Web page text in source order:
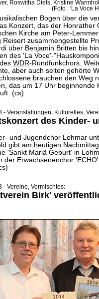
Roswitha Diels, Kristine
(Foto : 'La Voce
Bogen über die
Konzert, das der Honrather
Kirche am Peter-
Reisert zusammengestellte
über Benjamin Britten bis
des 'La Voce'-
WDR-Rundfunkchors.
aber auch selten gehörte
brauchen den Weg
das um 17 Uhr beginnende
(cs)
- Veranstaltungen, Kulturelles,
des Kinder-
und Jugendchor Lohmar
gibt am heutigen
'Sankt Mariä Geburt' in
der Erwachsenenchor
- Vereine, Vermischtes:
Birk'